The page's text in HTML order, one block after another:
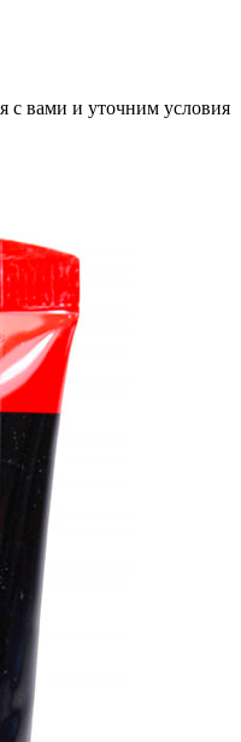
с вами и уточним условия